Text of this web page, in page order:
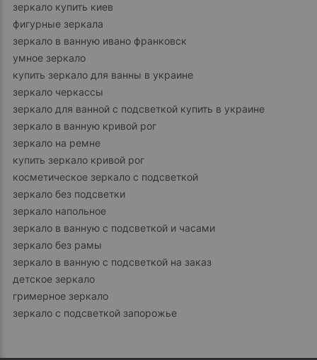
зеркало купить киев
фигурные зеркала
зеркало в ванную ивано франковск
умное зеркало
купить зеркало для ванны в украине
зеркало черкассы
зеркало для ванной с подсветкой купить в украине
зеркало в ванную кривой рог
зеркало на ремне
купить зеркало кривой рог
косметическое зеркало с подсветкой
зеркало без подсветки
зеркало напольное
зеркало в ванную с подсветкой и часами
зеркало без рамы
зеркало в ванную с подсветкой на заказ
детское зеркало
гримерное зеркало
зеркало с подсветкой запорожье